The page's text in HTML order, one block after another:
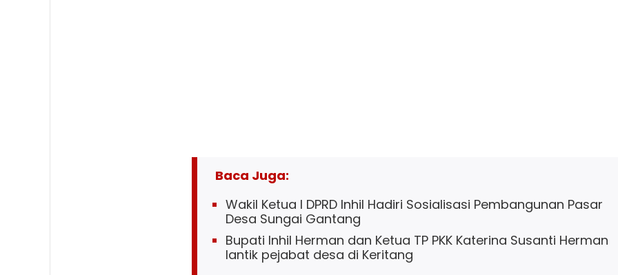
Baca Juga:
Wakil Ketua I DPRD Inhil Hadiri Sosialisasi Pembangunan Pasar
Desa Sungai Gantang
Bupati Inhil Herman dan Ketua TP PKK Katerina Susanti Herman
lantik pejabat desa di Keritang